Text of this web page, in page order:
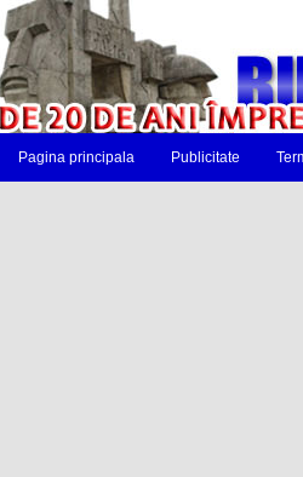
Pagina principala Publicitate